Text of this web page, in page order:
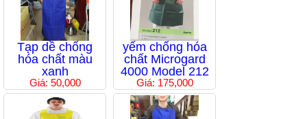
Tạp dề chống
hóa chất màu
xanh
Giá: 50,000
yếm chống hóa
chất Microgard
4000 Model 212
Giá: 175,000